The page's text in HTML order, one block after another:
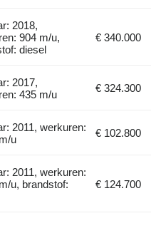
2018,
904 m/u,
diesel
€ 340.000
2017,
435 m/u
€ 324.300
2011, werkuren:
u
€ 102.800
2011, werkuren:
u, brandstof:
€ 124.700